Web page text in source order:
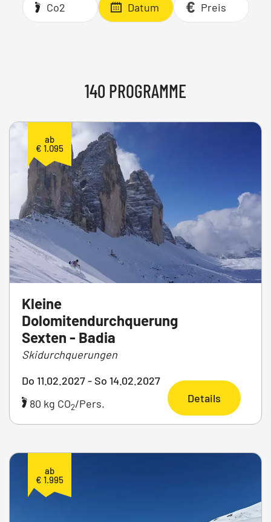
Co2 Datum Preis
140 PROGRAMME
ab
€ 1.095
Kleine
Dolomitendurchquerung
Sexten - Badia
Skidurchquerungen
Do 11.02.2027 - So 14.02.2027
80 kg CO2/Pers. Details
ab
€ 1.995